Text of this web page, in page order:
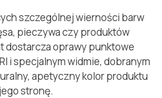
szczególnej wierności barw
pieczywa czy produktów
dostarcza oprawy punktowe
i specjalnym widmie, dobranym
apetyczny kolor produktu
stronę.